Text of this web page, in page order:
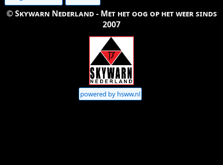
© Skywarn Nederland - Met het oog op het weer sinds
2007
powered by hsww.nl